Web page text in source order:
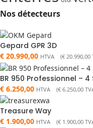
Nos détecteurs
Gepard GPR 3D
€ 20.990,00 HTVA (€ 20.990,00
BR 950 Professionnel – 4
€ 6.250,00 HTVA (€ 6.250,00
Treasure Way
€ 1.900,00 HTVA (€ 1.900,00